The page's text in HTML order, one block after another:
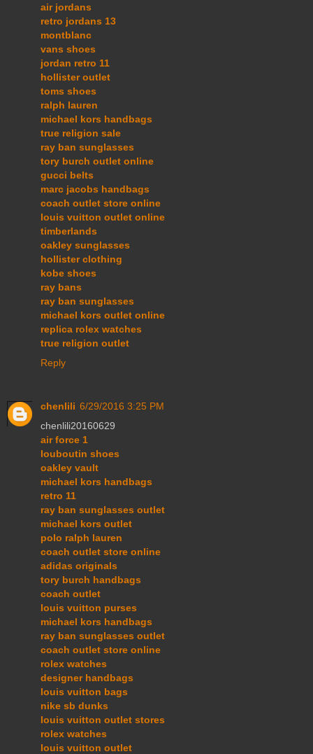
air jordans
retro jordans 13
montblanc
vans shoes
jordan retro 11
hollister outlet
toms shoes
ralph lauren
michael kors handbags
true religion sale
ray ban sunglasses
tory burch outlet online
gucci belts
marc jacobs handbags
coach outlet store online
louis vuitton outlet online
timberlands
oakley sunglasses
hollister clothing
kobe shoes
ray bans
ray ban sunglasses
michael kors outlet online
replica rolex watches
true religion outlet
Reply
chenlili 6/29/2016 3:25 PM
chenlili20160629
air force 1
louboutin shoes
oakley vault
michael kors handbags
retro 11
ray ban sunglasses outlet
michael kors outlet
polo ralph lauren
coach outlet store online
adidas originals
tory burch handbags
coach outlet
louis vuitton purses
michael kors handbags
ray ban sunglasses outlet
coach outlet store online
rolex watches
designer handbags
louis vuitton bags
nike sb dunks
louis vuitton outlet stores
rolex watches
louis vuitton outlet